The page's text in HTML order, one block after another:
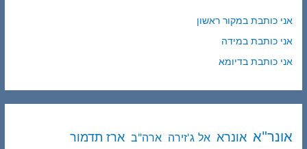
אני כותבת במקור ראשון
אני כותבת במידה
אני כותבת בדיומא
אונר"א אונרא אל ג'זירה ארה"ב ארז תדמור